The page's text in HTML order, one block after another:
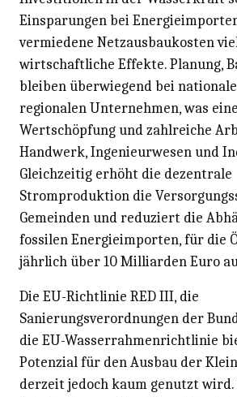
Einsparungen bei
vermiedene Netzausbaukosten
wirtschaftliche Effekte. Planung,
bleiben überwiegend bei
regionalen Unternehmen, was
Wertschöpfung und zahlreiche
Handwerk, Ingenieurwesen und
Gleichzeitig erhöht die dezentrale
Stromproduktion die
Gemeinden und reduziert die
fossilen Energieimporten, für die
jährlich über 10 Milliarden Euro
Die EU-Richtlinie RED III, die
Sanierungsverordnungen der
die EU-Wasserrahmenrichtlinie
Potenzial für den Ausbau der
derzeit jedoch kaum genutzt wird.